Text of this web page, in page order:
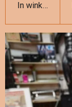
In winkelwagen